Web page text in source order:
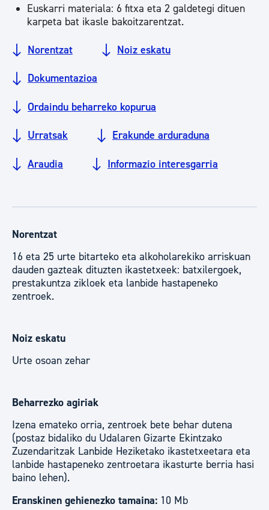
Euskarri materiala: 6 fitxa eta 2 galdetegi dituen
karpeta bat ikasle bakoitzarentzat.
Norentzat Noiz eskatu
Dokumentazioa
Ordaindu beharreko kopurua
Urratsak Erakunde arduraduna
Araudia Informazio interesgarria
Norentzat
16 eta 25 urte bitarteko eta alkoholarekiko arriskuan
dauden gazteak dituzten ikastetxeek: batxilergoek,
prestakuntza zikloek eta lanbide hastapeneko
zentroek.
Noiz eskatu
Urte osoan zehar
Beharrezko agiriak
Izena emateko orria, zentroek bete behar dutena
(postaz bidaliko du Udalaren Gizarte Ekintzako
Zuzendaritzak Lanbide Heziketako ikastetxeetara eta
lanbide hastapeneko zentroetara ikasturte berria hasi
baino lehen).
Eranskinen gehienezko tamaina: 10 Mb